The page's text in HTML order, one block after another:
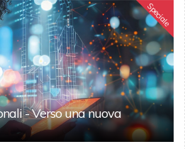
Speciale
- Verso una nuova